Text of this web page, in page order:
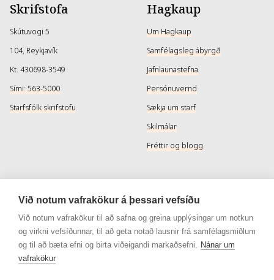
Skrifstofa
Skútuvogi 5
104, Reykjavík
Kt. 430698-3549
Sími: 563-5000
Starfsfólk skrifstofu
Hagkaup
Um Hagkaup
Samfélagsleg ábyrgð
Jafnlaunastefna
Persónuvernd
Sækja um starf
Skilmálar
Fréttir og blogg
Þjónusta
Afhendingarmöguleikar
Skilareglur
Algengar spurningar
Samfélagsmiðlar
Instagram
Instagram - Snyrtivara
Við notum vafrakökur á þessari vefsíðu
Við notum vafrakökur til að safna og greina upplýsingar um notkun
og virkni vefsíðunnar, til að geta notað lausnir frá samfélagsmiðlum
og til að bæta efni og birta viðeigandi markaðsefni. Nánar um
vafrakökur